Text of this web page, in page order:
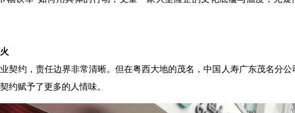
契约，责任边界非常清晰。但在粤西大地的茂名，中国人寿广东茂名分公
约赋予了更多的人情味。